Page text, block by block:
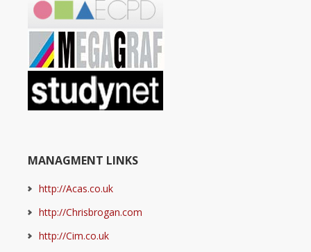
MANAGMENT LINKS
http://Acas.co.uk
http://Chrisbrogan.com
http://Cim.co.uk